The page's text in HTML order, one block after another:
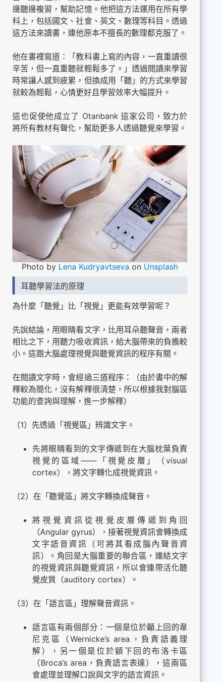
邊聽邊複習，幫助記憶。他把這方法運用在所有學
科上，包括國文、社會、英文、數理等科目。透過
這方法來讀書，連他原本不擅長的數理都克服了。
他在書裡寫道：「教科書上寫的內容，一直重讀很
辛苦，但一直重聽就輕鬆多了。」透過閱讀來學習
時常讓人感到疲累，但換成用「聽」的方式來學習
就較為輕鬆，心情更好且學習效率大幅提升。
這也促使他成立了 Otanbank 這家公司，致力於
將所有教材有聲化，幫助更多人透過聽覺來學習。
Photo by Lena Kudryavtseva on Unsplash
耳聽學習法的原理
為什麼「聽覺」比「視覺」更能有效學習呢？
先說結論，用眼睛看文字，比用耳朵聽聲音，兩者
相比之下，用聽力吸收資訊，給大腦帶來的負擔較
小。這跟大腦處理視覺與聽覺資訊的程序有關。
在閱讀文字時，會經過三道程序：（由於書中的解
釋較為簡化，沒有解釋很清楚，所以根據我對腦區
功能的查詢與理解，進一步解釋）
（1）先透過「視覺區」辨識文字。
先將眼睛看到的文字傳遞到在大腦枕葉負責
視覺的區域——「視覺皮層」（visual
cortex），將文字轉化成視覺資訊。
（2）在「聽覺區」將文字轉換成聲音。
將視覺資訊從視覺皮層傳遞到角回
（Angular gyrus），接著視覺資訊會轉換成
文字語音資訊（可將其看成腦內聲音資
訊）。角回是大腦重要的聯合區，連結文字
的視覺資訊與聽覺資訊，所以會連帶活化聽
覺皮質（auditory cortex）。
（3）在「語言區」理解聲音資訊。
語言區有兩個部分：一個是位於顳上回的韋
尼克區（Wernicke’s area，負責語義理
解），另一個是位於額下回的布洛卡區
（Broca’s area，負責語言表達），這兩區
會處理並理解口說與文字的語言資訊。